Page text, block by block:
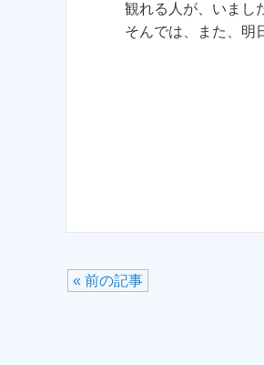
観れる人が、いまし
そんでは、また、明
« 前の記事